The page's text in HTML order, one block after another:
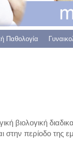
Παθολογία
βιολογική
στην περίοδο